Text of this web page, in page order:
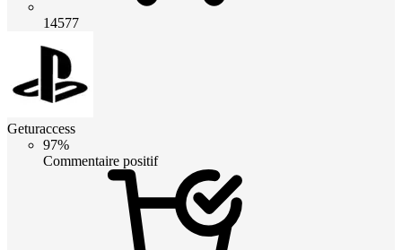
14577
Geturaccess
97%
Commentaire positif